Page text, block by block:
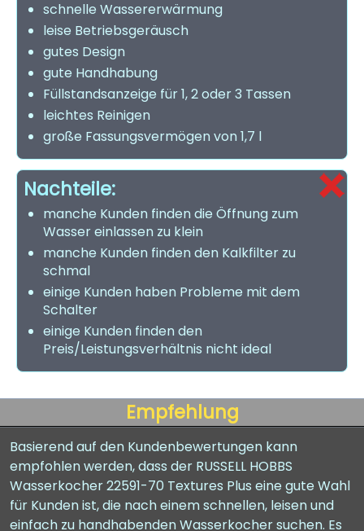
schnelle Wassererwärmung
leise Betriebsgeräusch
gutes Design
gute Handhabung
Füllstandsanzeige für 1, 2 oder 3 Tassen
leichtes Reinigen
große Fassungsvermögen von 1,7 l
Nachteile:
manche Kunden finden die Öffnung zum
Wasser einlassen zu klein
manche Kunden finden den Kalkfilter zu
schmal
einige Kunden haben Probleme mit dem
Schalter
einige Kunden finden den
Preis/Leistungsverhältnis nicht ideal
Empfehlung
Basierend auf den Kundenbewertungen kann
empfohlen werden, dass der RUSSELL HOBBS
Wasserkocher 22591-70 Textures Plus eine gute Wahl
für Kunden ist, die nach einem schnellen, leisen und
einfach zu handhabenden Wasserkocher suchen. Es